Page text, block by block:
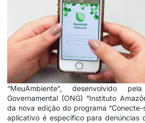
“MeuAmbiente”, desenvolvido
Governamental (ONG) “Instituto
da nova edição do programa “Conecte-
aplicativo é específico para denúncias